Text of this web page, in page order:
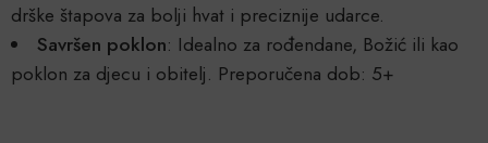
drške štapova za bolji hvat i preciznije udarce.
Savršen poklon: Idealno za rođendane, Božić ili kao
poklon za djecu i obitelj. Preporučena dob: 5+